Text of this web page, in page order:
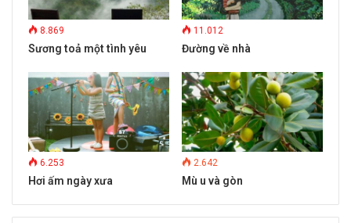
8.869
Sương toả một tình yêu
11.012
Đường về nhà
6.253
Hơi ấm ngày xưa
2.642
Mù u và gòn